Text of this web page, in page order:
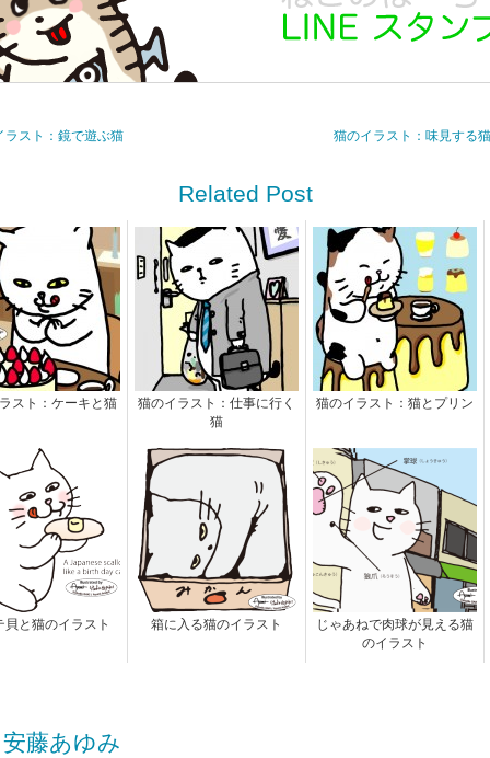
ラスト：鏡で遊ぶ猫 猫のイラスト：味見する
Related Post
スト：ケーキと猫
猫のイラスト：仕事に行く
猫
猫のイラスト：猫とプリン
貝と猫のイラスト 箱に入る猫のイラスト
じゃあねで肉球が見える猫
のイラスト
藤あゆみ